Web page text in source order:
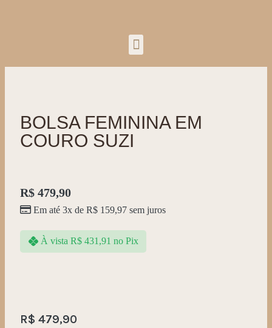
BOLSA FEMININA EM
COURO SUZI
R$ 479,90
Em até 3x de R$ 159,97 sem juros
À vista R$431,91 no Pix
R$ 479,90